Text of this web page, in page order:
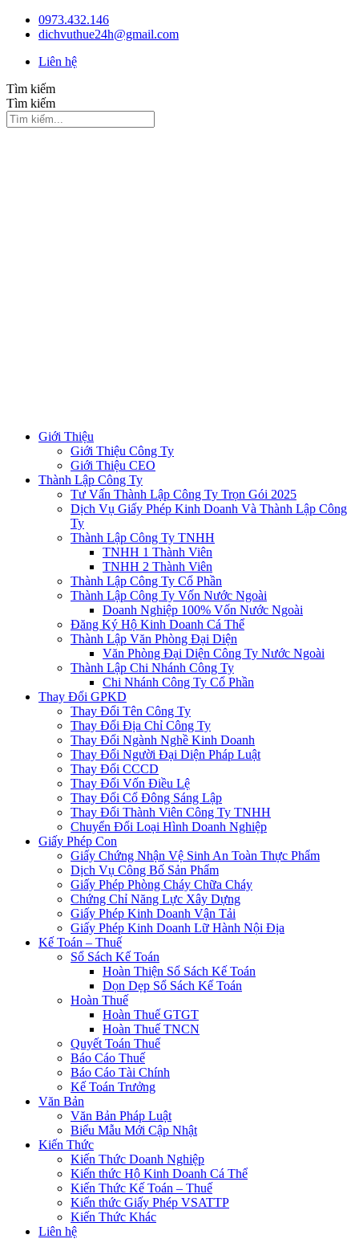
Chuyển
dung
0973.432.146
dichvuthue24h@gmail.com
Liên hệ
Tìm kiếm
Tìm kiếm
Giới Thiệu
Giới Thiệu Công Ty
Giới Thiệu CEO
Thành Lập Công Ty
Tư Vấn Thành Lập Công Ty Trọn Gói 2025
Dịch Vụ Giấy Phép Kinh Doanh Và Thành Lập Công
Ty
Thành Lập Công Ty TNHH
TNHH 1 Thành Viên
TNHH 2 Thành Viên
Thành Lập Công Ty Cổ Phần
Thành Lập Công Ty Vốn Nước Ngoài
Doanh Nghiệp 100% Vốn Nước Ngoài
Đăng Ký Hộ Kinh Doanh Cá Thể
Thành Lập Văn Phòng Đại Diện
Văn Phòng Đại Diện Công Ty Nước Ngoài
Thành Lập Chi Nhánh Công Ty
Chi Nhánh Công Ty Cổ Phần
Thay Đổi GPKD
Thay Đổi Tên Công Ty
Thay Đổi Địa Chỉ Công Ty
Thay Đổi Ngành Nghề Kinh Doanh
Thay Đổi Người Đại Diện Pháp Luật
Thay Đổi CCCD
Thay Đổi Vốn Điều Lệ
Thay Đổi Cổ Đông Sáng Lập
Thay Đổi Thành Viên Công Ty TNHH
Chuyển Đổi Loại Hình Doanh Nghiệp
Giấy Phép Con
Giấy Chứng Nhận Vệ Sinh An Toàn Thực Phẩm
Dịch Vụ Công Bố Sản Phẩm
Giấy Phép Phòng Cháy Chữa Cháy
Chứng Chỉ Năng Lực Xây Dựng
Giấy Phép Kinh Doanh Vận Tải
Giấy Phép Kinh Doanh Lữ Hành Nội Địa
Kế Toán – Thuế
Sổ Sách Kế Toán
Hoàn Thiện Sổ Sách Kế Toán
Dọn Dẹp Sổ Sách Kế Toán
Hoàn Thuế
Hoàn Thuế GTGT
Hoàn Thuế TNCN
Quyết Toán Thuế
Báo Cáo Thuế
Báo Cáo Tài Chính
Kế Toán Trưởng
Văn Bản
Văn Bản Pháp Luật
Biểu Mẫu Mới Cập Nhật
Kiến Thức
Kiến Thức Doanh Nghiệp
Kiến thức Hộ Kinh Doanh Cá Thể
Kiến Thức Kế Toán – Thuế
Kiến thức Giấy Phép VSATTP
Kiến Thức Khác
Liên hệ